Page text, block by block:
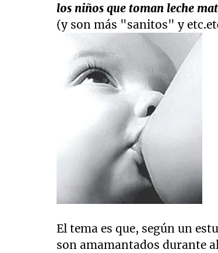
los niños que toman leche
(y son más "sanitos" y
El tema es que, según un
son amamantados durante